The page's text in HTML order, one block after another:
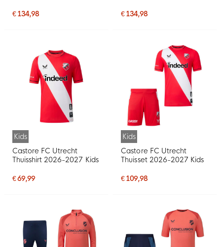
€ 134,98 € 134,98
Kids
Castore FC Utrecht
Thuisshirt 2026-2027 Kids
€ 69,99
Kids
Castore FC Utrecht
Thuisset 2026-2027 Kids
€ 109,98